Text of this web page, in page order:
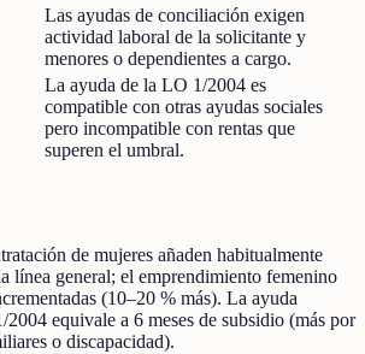
Las ayudas de conciliación exigen
actividad laboral de la solicitante y
menores o dependientes a cargo.
La ayuda de la LO 1/2004 es
compatible con otras ayudas sociales
pero incompatible con rentas que
superen el umbral.
de mujeres añaden habitualmente
línea general; el emprendimiento femenino
(10–20 % más). La ayuda
equivale a 6 meses de subsidio (más por
o discapacidad).